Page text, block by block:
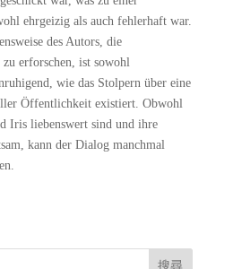
ehrgeizig als auch fehlerhaft war.
des Autors, die
erforschen, ist sowohl
wie das Stolpern über eine
Öffentlichkeit existiert. Obwohl
Iris liebenswert sind und ihre
kann der Dialog manchmal
搜尋